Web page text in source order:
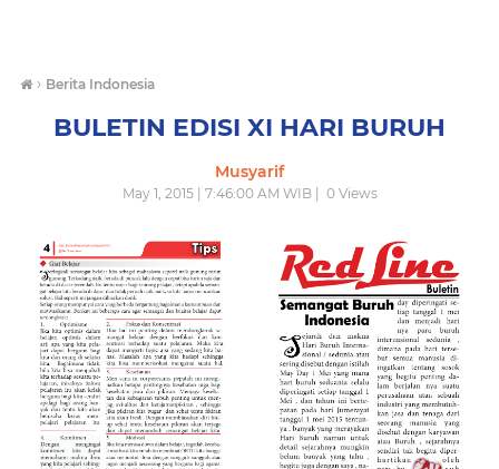
› Berita Indonesia
BULETIN EDISI XI HARI BURUH
Musyarif
May 1, 2015 | 7:46:00 AM WIB | 0Views